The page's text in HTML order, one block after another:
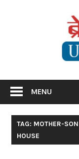
MENU
TAG: MOTHER-
HOUSE